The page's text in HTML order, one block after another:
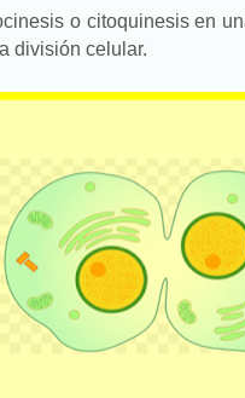
o citoquinesis en
división celular.